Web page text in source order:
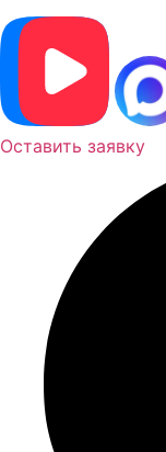
Оставить заявку